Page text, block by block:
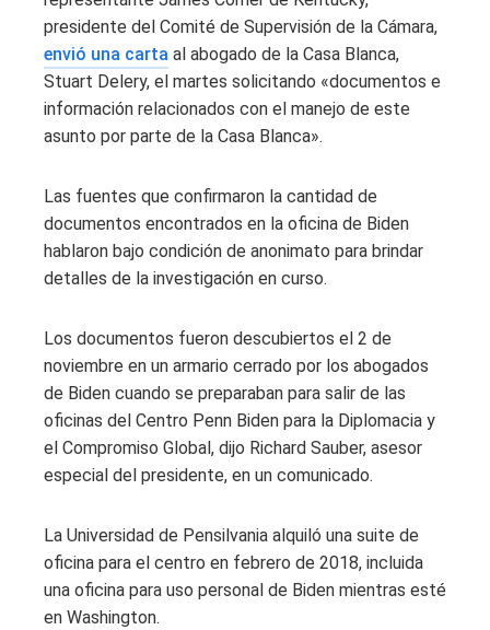
presidente del Comité de Supervisión de la Cámara,
envió una carta al abogado de la Casa Blanca,
Stuart Delery, el martes solicitando «documentos e
información relacionados con el manejo de este
asunto por parte de la Casa Blanca».
Las fuentes que confirmaron la cantidad de
documentos encontrados en la oficina de Biden
hablaron bajo condición de anonimato para brindar
detalles de la investigación en curso.
Los documentos fueron descubiertos el 2 de
noviembre en un armario cerrado por los abogados
de Biden cuando se preparaban para salir de las
oficinas del Centro Penn Biden para la Diplomacia y
el Compromiso Global, dijo Richard Sauber, asesor
especial del presidente, en un comunicado.
La Universidad de Pensilvania alquiló una suite de
oficina para el centro en febrero de 2018, incluida
una oficina para uso personal de Biden mientras esté
en Washington.